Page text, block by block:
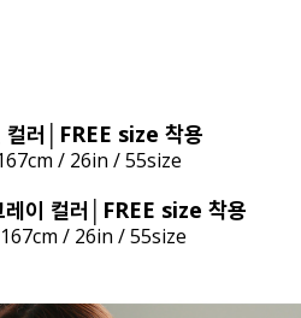
컬러│FREE size 착용
/ 26in / 55size
이 컬러│FREE size 착용
167cm / 26in / 55size